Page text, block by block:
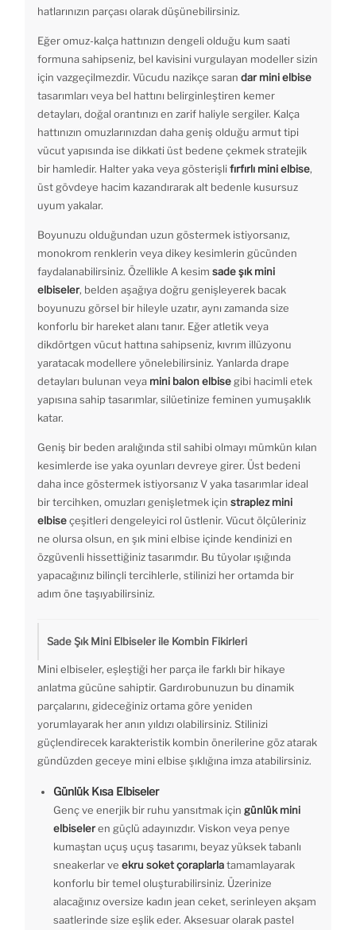
hatlarınızın parçası olarak düşünebilirsiniz.
Eğer omuz-kalça hattınızın dengeli olduğu kum saati
formuna sahipseniz, bel kavisini vurgulayan modeller sizin
için vazgeçilmezdir. Vücudu nazikçe saran dar mini elbise
tasarımları veya bel hattını belirginleştiren kemer
detayları, doğal orantınızı en zarif haliyle sergiler. Kalça
hattınızın omuzlarınızdan daha geniş olduğu armut tipi
vücut yapısında ise dikkati üst bedene çekmek stratejik
bir hamledir. Halter yaka veya gösterişli fırfırlı mini elbise,
üst gövdeye hacim kazandırarak alt bedenle kusursuz
uyum yakalar.
Boyunuzu olduğundan uzun göstermek istiyorsanız,
monokrom renklerin veya dikey kesimlerin gücünden
faydalanabilirsiniz. Özellikle A kesim sade şık mini
elbiseler, belden aşağıya doğru genişleyerek bacak
boyunuzu görsel bir hileyle uzatır, aynı zamanda size
konforlu bir hareket alanı tanır. Eğer atletik veya
dikdörtgen vücut hattına sahipseniz, kıvrım illüzyonu
yaratacak modellere yönelebilirsiniz. Yanlarda drape
detayları bulunan veya mini balon elbise gibi hacimli etek
yapısına sahip tasarımlar, silüetinize feminen yumuşaklık
katar.
Geniş bir beden aralığında stil sahibi olmayı mümkün kılan
kesimlerde ise yaka oyunları devreye girer. Üst bedeni
daha ince göstermek istiyorsanız V yaka tasarımlar ideal
bir tercihken, omuzları genişletmek için straplez mini
elbiseçeşitleri dengeleyici rol üstlenir. Vücut ölçüleriniz
ne olursa olsun, en şık mini elbise içinde kendinizi en
özgüvenli hissettiğiniz tasarımdır. Bu tüyolar ışığında
yapacağınız bilinçli tercihlerle, stilinizi her ortamda bir
adım öne taşıyabilirsiniz.
Sade Şık Mini Elbiseler ile Kombin Fikirleri
Mini elbiseler, eşleştiği her parça ile farklı bir hikaye
anlatma gücüne sahiptir. Gardırobunuzun bu dinamik
parçalarını, gideceğiniz ortama göre yeniden
yorumlayarak her anın yıldızı olabilirsiniz. Stilinizi
güçlendirecek karakteristik kombin önerilerine göz atarak
gündüzden geceye mini elbise şıklığına imza atabilirsiniz.
Günlük Kısa Elbiseler
Genç ve enerjik bir ruhu yansıtmak için günlük mini
elbiseleren güçlü adayınızdır. Viskon veya penye
kumaştan uçuş uçuş tasarımı, beyaz yüksek tabanlı
sneakerlar ve ekru soket çoraplarlatamamlayarak
konforlu bir temel oluşturabilirsiniz. Üzerinize
alacağınız oversize kadın jean ceket, serinleyen akşam
saatlerinde size eşlik eder. Aksesuar olarak pastel